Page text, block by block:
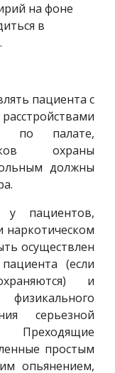
на фоне
в
пациента с
по палате,
охраны
должны
у пациентов,
наркотическом
осуществлен
(если
и
серьезной
Преходящие
простым
опьянением,